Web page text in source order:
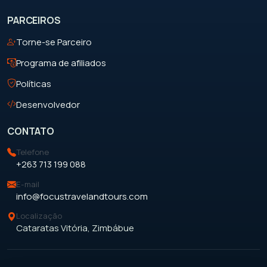
PARCEIROS
Torne-se Parceiro
Programa de afiliados
Políticas
Desenvolvedor
CONTATO
Telefone
+263 713 199 088
E-mail
info@focustravelandtours.com
Localização
Cataratas Vitória, Zimbábue